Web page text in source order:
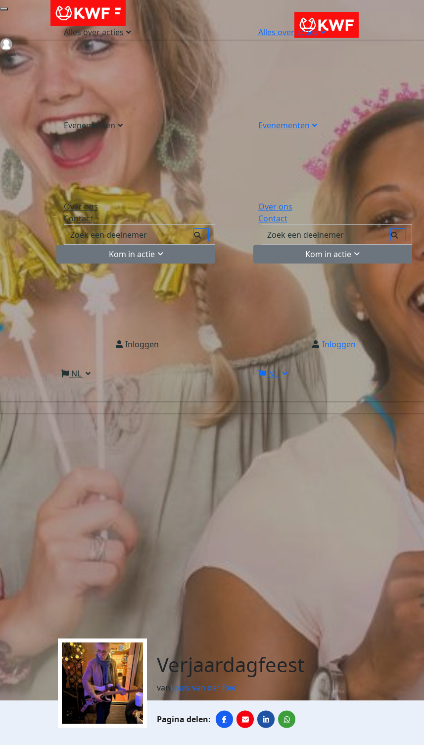
Alles over acties
Evenementen
Over ons
Contact
Kom in actie
Inloggen
NL
Alles over acties
Evenementen
Over ons
Contact
Kom in actie
Inloggen
NL
Login
Verjaardagfeest
vanLouis van der Ree